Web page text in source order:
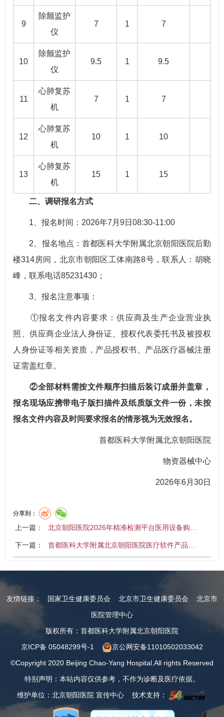
9
除颤监护
仪
7 1 7
10
除颤监护
仪
9.5 1 9.5
11
心肺复苏
机
7 1 7
12
心肺复苏
机
10 1 10
13
心肺复苏
机
15 1 15
二、调研报名方式
1、报名时间：2026年7月9日08:30-11:00
2、报名地点：首都医科大学附属北京朝阳医院后勤
楼314房间，北京市朝阳区工体南路8号，联系人：胡晓
峰，联系电话85231430；
3、报名注意事项：
①报名文件内容要求：供应商及生产企业营业执
照、供应商企业法人身份证、授权代表委托书及被授权
人身份证等相关资质，产品授权书、产品医疗器械注册
证需盖红章。
②全部材料需按文件顺序扫描后装订成册并盖章，
报名现场应携带电子版扫描件及纸质版文件一份，未按
报名文件内容及时间要求报名的情形视为无效报名。
首都医科大学附属北京朝阳医院
物资器械中心
2026年6月30日
分享到：
上一篇： 北京朝阳医院2026年精准检测平台医用设备购…
下一篇： 首都医科大学附属北京朝阳医院医疗软件产品…
友情链接： 国家卫生健康委员会 北京市卫生健康委员会
北京市
医院管理中心
版权所有：首都医科大学附属北京朝阳医院
京ICP备 05048299号-1
京公网安备11010502033042
©Copyright 2020 Beijing Chao-Yang Hospital.All rights Reserved
特别声明：本站内容仅供参考，不作为诊断及医疗依据。
维护单位：北京朝阳医院 宣传中心 技术支持：